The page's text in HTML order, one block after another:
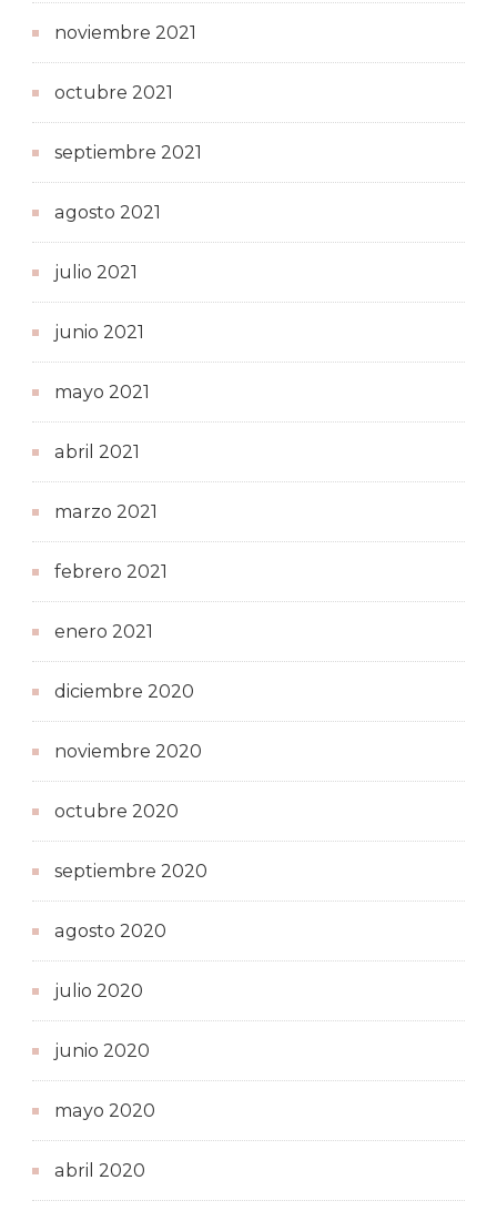
noviembre 2021
octubre 2021
septiembre 2021
agosto 2021
julio 2021
junio 2021
mayo 2021
abril 2021
marzo 2021
febrero 2021
enero 2021
diciembre 2020
noviembre 2020
octubre 2020
septiembre 2020
agosto 2020
julio 2020
junio 2020
mayo 2020
abril 2020